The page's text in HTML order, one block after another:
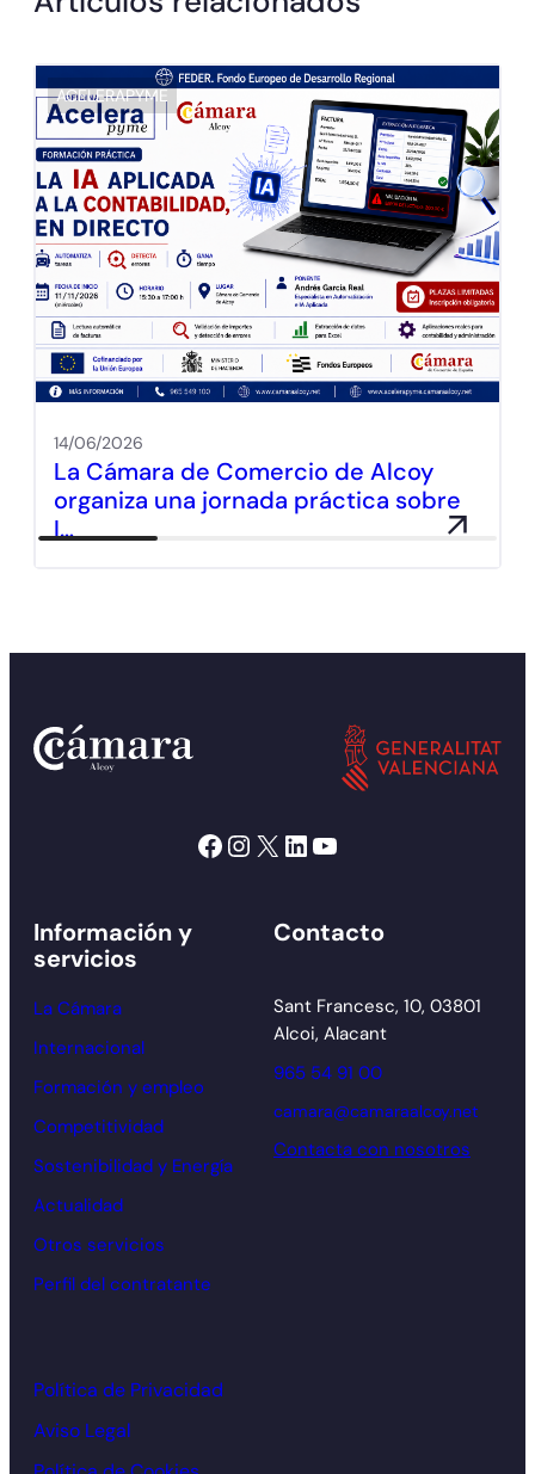
ACELERAPYME
14/06/2026
La Cámara de Comercio de Alcoy
organiza una jornada práctica sobre
I…
Facebook Instagram X LinkedIn YouTube
Información y
servicios
La Cámara
Internacional
Formación y empleo
Competitividad
Sostenibilidad y Energía
Actualidad
Otros servicios
Perfil del contratante
Contacto
Sant Francesc, 10, 03801
Alcoi, Alacant
965 54 91 00
camara@camaraalcoy.net
Contacta con nosotros
Política de Privacidad
Aviso Legal